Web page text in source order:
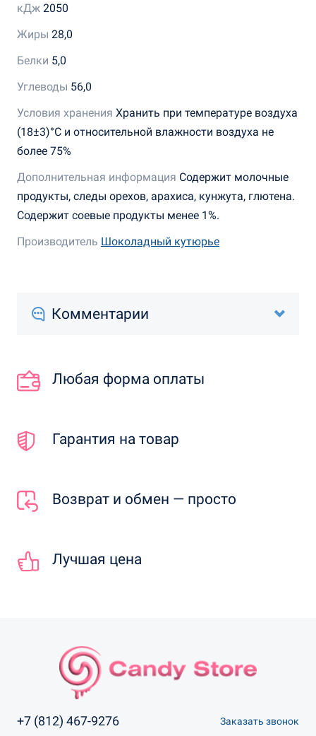
кДж 2050
Жиры 28,0
Белки 5,0
Углеводы 56,0
Условия хранения Хранить при температуре воздуха
(18±3)°С и относительной влажности воздуха не
более 75%
Дополнительная информация Содержит молочные
продукты, следы орехов, арахиса, кунжута, глютена.
Содержит соевые продукты менее 1%.
Производитель Шоколадный кутюрье
Комментарии
Любая форма оплаты
Гарантия на товар
Возврат и обмен — просто
Лучшая цена
+7 (812) 467-9276 Заказать звонок